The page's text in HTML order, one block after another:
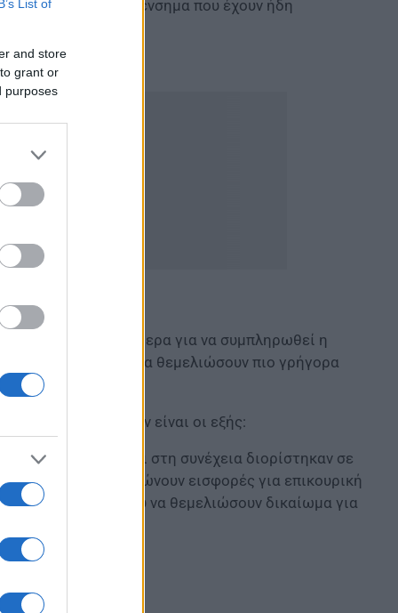
List of
and store
grant or
purposes
να μη χάσουν τα ένσημα που έχουν ήδη
σενάρια
προβλέπεται σήμερα για να συμπληρωθεί η
ασφαλισμένων να θεμελιώσουν πιο γρήγορα
που θα ωφεληθούν είναι οι εξής:
ΤΑΕ) οι οποίοι στη συνέχεια διορίστηκαν σε
άρχισαν να πληρώνουν εισφορές για επικουρική
προκειμένου να θεμελιώσουν δικαίωμα για